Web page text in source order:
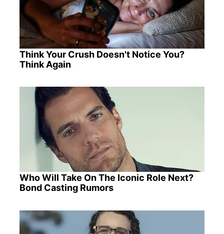
Think Your Crush Doesn't Notice You?
Think Again
Who Will Take On The Iconic Role Next?
Bond Casting Rumors